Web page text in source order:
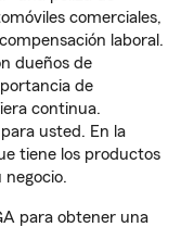
comerciales,
laboral.
dueños de
de
continua.
usted. En la
tiene los productos
negocio.
para obtener una